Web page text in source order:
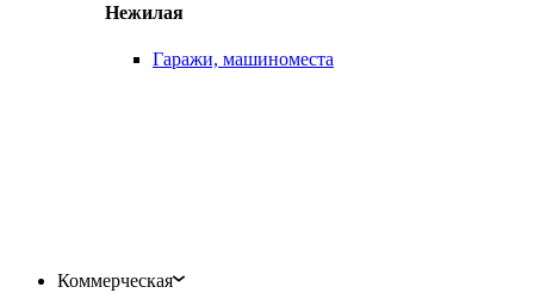
Нежилая
Гаражи, машиноместа
Коммерческая